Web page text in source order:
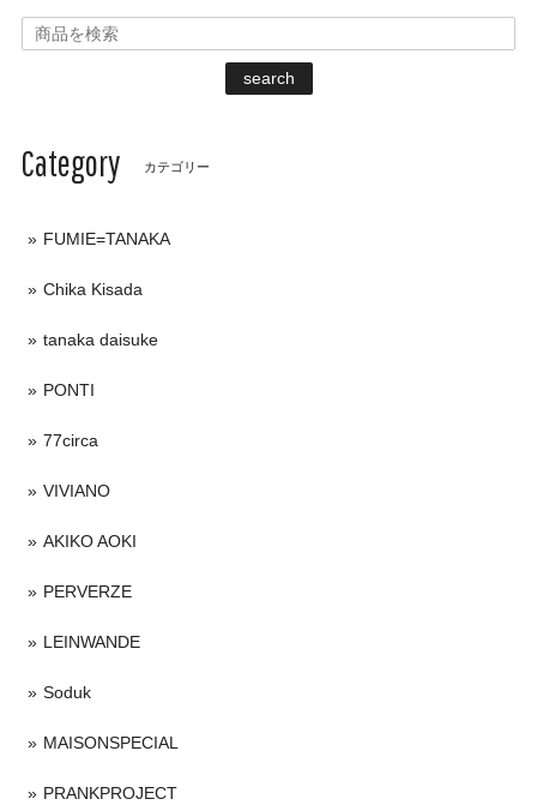
search
Category カテゴリー
FUMIE=TANAKA
Chika Kisada
tanaka daisuke
PONTI
77circa
VIVIANO
AKIKO AOKI
PERVERZE
LEINWANDE
Soduk
MAISONSPECIAL
PRANKPROJECT